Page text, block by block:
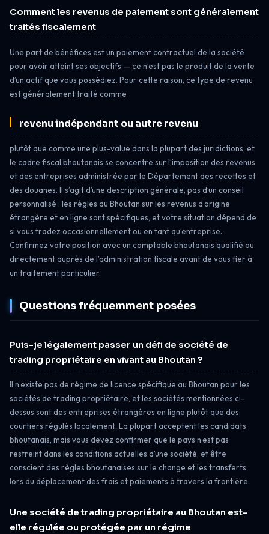
Comment les revenus de paiement sont généralement
traités fiscalement
Une part de bénéfices est un paiement contractuel de la société
pour avoir atteint ses objectifs — ce n’est pas le produit de la vente
d’un actif que vous possédiez. Pour cette raison, ce type de revenu
est généralement traité comme
revenu indépendant ou autre revenu
plutôt que comme une plus-value dans la plupart des juridictions, et
le cadre fiscal bhoutanais se concentre sur l’imposition des revenus
et des entreprises administrée par le Département des recettes et
des douanes. Il s’agit d’une description générale, pas d’un conseil
personnalisé : les règles du Bhoutan sur les revenus d’origine
étrangère et en ligne sont spécifiques, et votre situation dépend de
si vous tradez occasionnellement ou en tant qu’entreprise.
Confirmez votre position avec un comptable bhoutanais qualifié ou
directement auprès de l’administration fiscale avant de vous fier à
un traitement particulier.
Questions fréquemment posées
Puis-je légalement passer un défi de société de
trading propriétaire en vivant au Bhoutan ?
Il n’existe pas de régime de licence spécifique au Bhoutan pour les
sociétés de trading propriétaire, et les sociétés mentionnées ci-
dessus sont des entreprises étrangères en ligne plutôt que des
courtiers régulés localement. La plupart acceptent les candidats
bhoutanais, mais vous devez confirmer que le pays n’est pas
restreint dans les conditions actuelles d’une société, et être
conscient des règles bhoutanaises sur le change et les transferts
lors du déplacement des frais et paiements à travers la frontière.
Une société de trading propriétaire au Bhoutan est-
elle régulée ou protégée par un régime